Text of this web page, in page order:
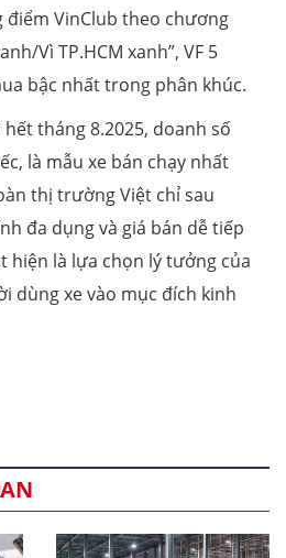
điểm VinClub theo chương
Vì TP.HCM xanh”, VF 5
bậc nhất trong phân khúc.
tháng 8.2025, doanh số
là mẫu xe bán chạy nhất
thị trường Việt chỉ sau
đa dụng và giá bán dễ tiếp
hiện là lựa chọn lý tưởng của
dùng xe vào mục đích kinh